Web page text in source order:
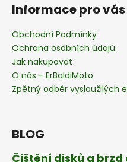
Informace pro vás
Obchodní Podmínky
Ochrana osobních údajú
Jak nakupovat
O nás - ErBaldiMoto
Zpětný odběr vysloužilých
BLOG
Čištění disků a